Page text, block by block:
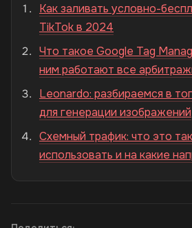
Как заливать условно-
TikTok в 2024
Что такое Google Tag
ним работают все
Leonardo: разбираемся в
для генерации изображений
Схемный трафик: что это
использовать и на какие